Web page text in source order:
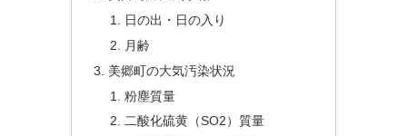
日の出・日の入り
月齢
美郷町の大気汚染状況
粉塵質量
二酸化硫黄（SO2）質量